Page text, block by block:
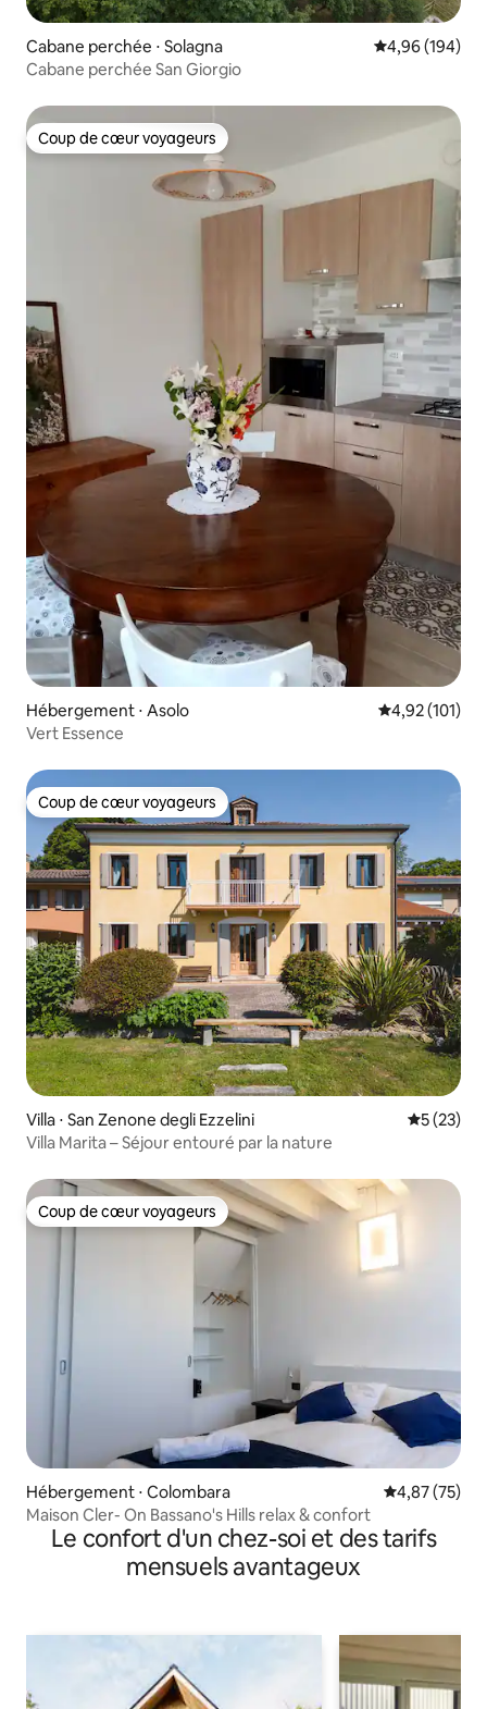
Cabane perchée ⋅ Solagna Évaluation
4,96 (194)
Cabane perchée San Giorgio
Coup de cœur voyageurs
Coup de cœur voyageurs
Hébergement ⋅ Asolo Évaluation
4,92 (101)
Vert Essence
Coup de cœur voyageurs
Coup de cœur voyageurs
Villa ⋅ San Zenone degli Ezzelini
5 (23)
Villa Marita – Séjour entouré par la nature
Coup de cœur voyageurs
Coup de cœur voyageurs
Hébergement ⋅ Colombara Évaluation
4,87 (75)
Maison Cler- On Bassano's Hills relax & confort
Le confort d'un chez-soi et des tarifs
mensuels avantageux